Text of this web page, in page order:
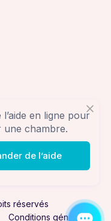
réservés
Conditions générales
en ligne pour
une chambre.
de l’aide